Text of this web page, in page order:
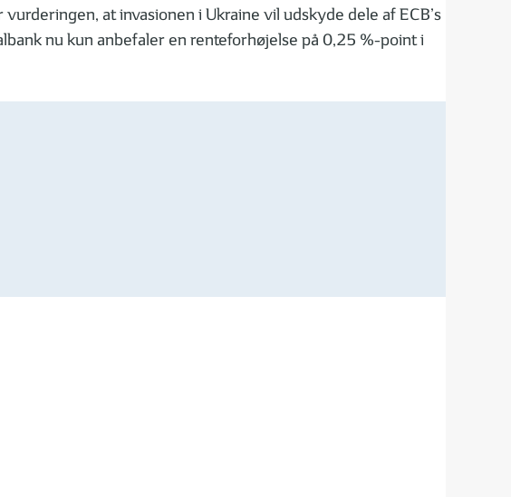
at invasionen i Ukraine vil udskyde dele af ECB’s
nu kun anbefaler en renteforhøjelse på 0,25 %-point i